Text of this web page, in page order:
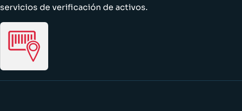
servicios de verificación de activos.